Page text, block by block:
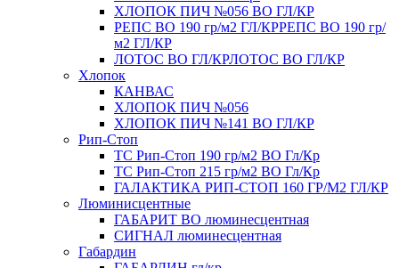
ХЛОПОК ПИЧ №056 ВО ГЛ/КР
РЕПС ВО 190 гр/м2 ГЛ/КРРЕПС ВО 190 гр/
м2 ГЛ/КР
ЛОТОС ВО ГЛ/КРЛОТОС ВО ГЛ/КР
Хлопок
КАНВАС
ХЛОПОК ПИЧ №056
ХЛОПОК ПИЧ №141 ВО ГЛ/КР
Рип-Стоп
TC Рип-Стоп 190 гр/м2 ВО Гл/Кр
TC Рип-Стоп 215 гр/м2 ВО Гл/Кр
ГАЛАКТИКА РИП-СТОП 160 ГР/М2 ГЛ/КР
Люминисцентные
ГАБАРИТ ВО люминесцентная
СИГНАЛ люминесцентная
Габардин